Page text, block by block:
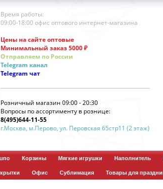
заказам
Время работы:
09:00-18:00 офис оптового интернет-магазина
Цены на сайте оптовые
Минимальный заказ 5000 ₽
Отправляем по России
Telegram канал
Telegram чат
Розничный магазин 09:00 - 20:30
Вопросы по ассортименту в рознице:
8(495)644-11-55
г.Москва, м.Перово, ул. Перовская 65стр11 (2 этаж)
Корзины Мягкие игрушки Наполнитель
Офис Сублимация Товары для